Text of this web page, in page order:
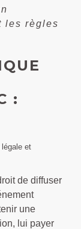
les règles
:
et
de diffuser
une
lui payer